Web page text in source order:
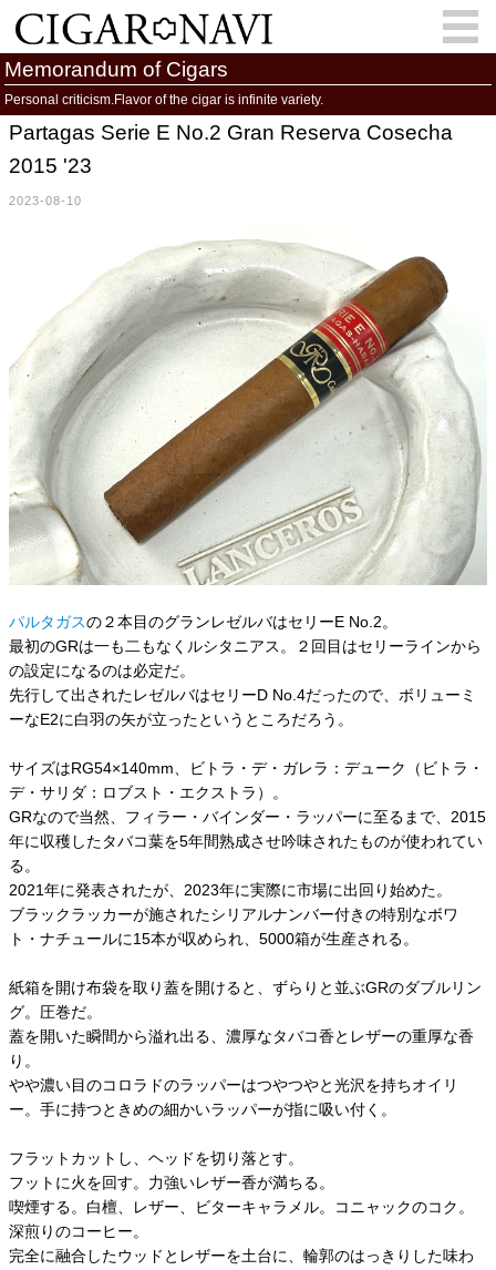
会員登録 お問い合わせ サインイン
Cigar Column
Memorandum 葉巻人
Cigar Map
Memorandum of Cigars
Personal criticism.Flavor of the cigar is infinite variety.
Partagas Serie E No.2 Gran Reserva Cosecha
2015 '23
2023-08-10
パルタガスの２本目のグランレゼルバはセリーE No.2。
最初のGRは一も二もなくルシタニアス。２回目はセリーラインから
の設定になるのは必定だ。
先行して出されたレゼルバはセリーD No.4だったので、ボリューミ
ーなE2に白羽の矢が立ったというところだろう。
サイズはRG54×140mm、ビトラ・デ・ガレラ：デューク（ビトラ・
デ・サリダ：ロブスト・エクストラ）。
GRなので当然、フィラー・バインダー・ラッパーに至るまで、2015
年に収穫したタバコ葉を5年間熟成させ吟味されたものが使われてい
る。
2021年に発表されたが、2023年に実際に市場に出回り始めた。
ブラックラッカーが施されたシリアルナンバー付きの特別なボワ
ト・ナチュールに15本が収められ、5000箱が生産される。
紙箱を開け布袋を取り蓋を開けると、ずらりと並ぶGRのダブルリン
グ。圧巻だ。
蓋を開いた瞬間から溢れ出る、濃厚なタバコ香とレザーの重厚な香
り。
やや濃い目のコロラドのラッパーはつやつやと光沢を持ちオイリ
ー。手に持つときめの細かいラッパーが指に吸い付く。
フラットカットし、ヘッドを切り落とす。
フットに火を回す。力強いレザー香が満ちる。
喫煙する。白檀、レザー、ビターキャラメル。コニャックのコク。
深煎りのコーヒー。
完全に融合したウッドとレザーを土台に、輪郭のはっきりした味わ